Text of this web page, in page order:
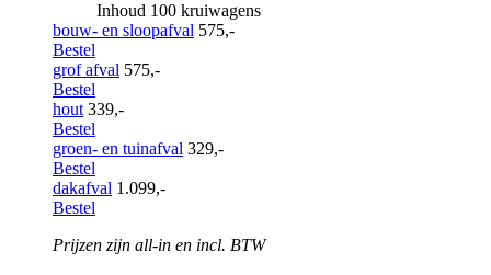
Inhoud 100 kruiwagens
bouw- en sloopafval 575,-
Bestel
grof afval 575,-
Bestel
hout 339,-
Bestel
groen- en tuinafval 329,-
Bestel
dakafval 1.099,-
Bestel
Prijzen zijn all-in en incl. BTW